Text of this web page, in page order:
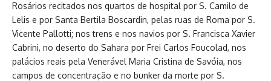
Rosários recitados nos quartos de hospital por S. Camilo de
Lelis e por Santa Bertila Boscardin, pelas ruas de Roma por S.
Vicente Pallotti; nos trens e nos navios por S. Francisca Xavier
Cabrini, no deserto do Sahara por Frei Carlos Foucolad, nos
palácios reais pela Venerável Maria Cristina de Savóia, nos
campos de concentração e no bunker da morte por S.